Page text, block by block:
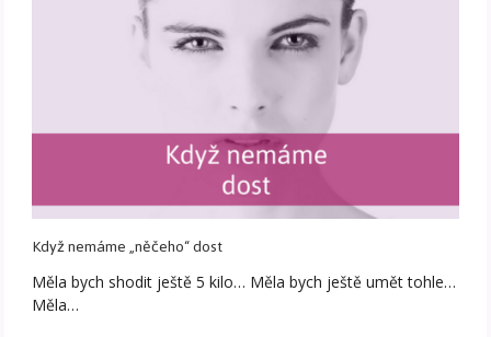
Když nemáme „něčeho“ dost
Měla bych shodit ještě 5 kilo… Měla bych ještě umět tohle…
Měla…